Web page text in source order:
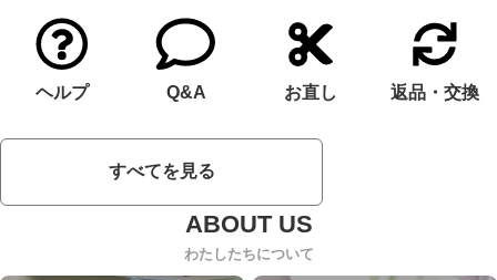
ヘルプ Q&A お直し 返品・交換
すべてを見る
わたしたちについて